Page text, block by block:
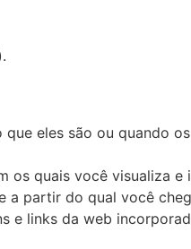
eles são ou quando
os quais você visualiza e
a partir do qual você
e links da web